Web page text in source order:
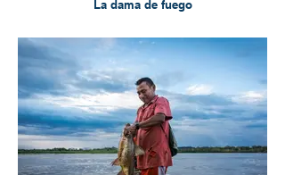
La dama de fuego